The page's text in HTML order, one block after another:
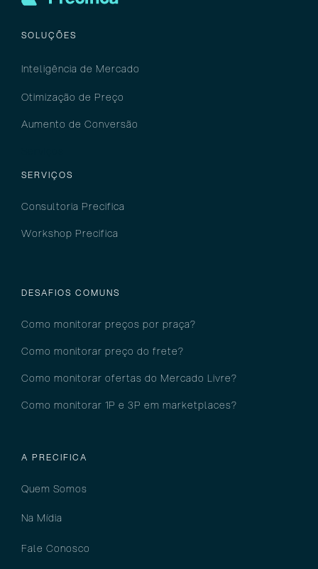
SOLUÇÕES
Inteligência de Mercado
Otimização de Preço
Aumento de Conversão
SERVIÇOS
Consultoria Precifica
Workshop Precifica
DESAFIOS COMUNS
Como monitorar preços por praça?
Como monitorar preço do frete?
Como monitorar ofertas do Mercado Livre?
Como monitorar 1P e 3P em marketplaces?
A PRECIFICA
Quem Somos
Na Mídia
Fale Conosco